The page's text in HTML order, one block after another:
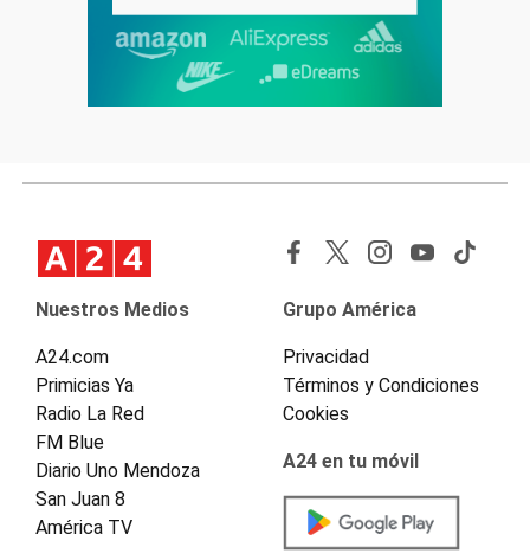
Nuestros Medios
A24.com
Primicias Ya
Radio La Red
FM Blue
Diario Uno Mendoza
San Juan 8
América TV
Grupo América
Privacidad
Términos y Condiciones
Cookies
A24 en tu móvil